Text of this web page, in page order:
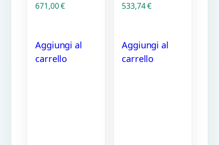
671,00€
Aggiungi al
carrello
533,74€
Aggiungi al
carrello